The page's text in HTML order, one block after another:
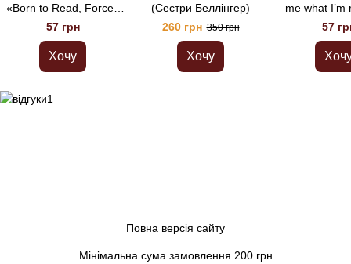
«Born to Read, Forced
to Work»
57 грн
Хочу
(Сестри Беллінгер)
260 грн 350 грн
Хочу
me what I’m
57
Повна версія сайту
Мінімальна сума замовлення 200 грн